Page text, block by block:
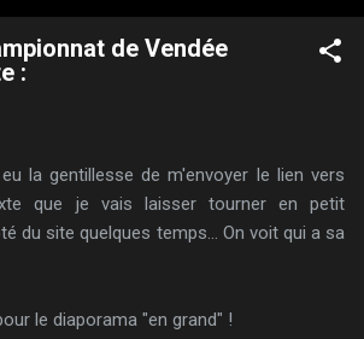
de Vendée
:
la gentillesse de m'envoyer le lien vers
que je vais laisser tourner en petit
du site quelques temps... On voit qui a sa
le diaporama "en grand" !